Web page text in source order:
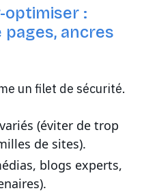
optimiser :
ancres
un filet de sécurité.
variés (éviter de trop
de sites).
blogs experts,